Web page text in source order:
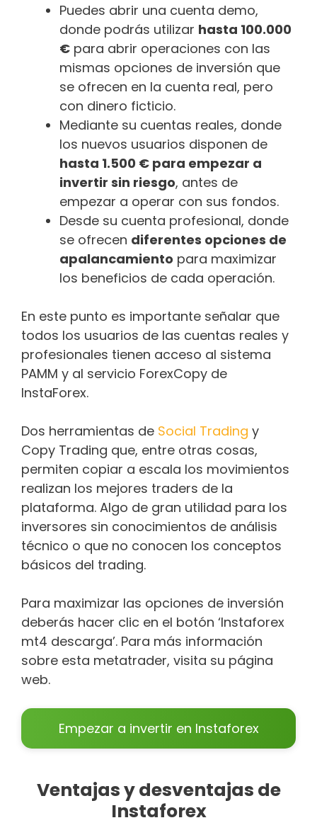
Puedes abrir una cuenta demo,
donde podrás utilizar hasta 100.000
€ para abrir operaciones con las
mismas opciones de inversión que
se ofrecen en la cuenta real, pero
con dinero ficticio.
Mediante su cuentas reales, donde
los nuevos usuarios disponen de
hasta 1.500 € para empezar a
invertir sin riesgo, antes de
empezar a operar con sus fondos.
Desde su cuenta profesional, donde
se ofrecen diferentes opciones de
apalancamiento para maximizar
los beneficios de cada operación.
En este punto es importante señalar que
todos los usuarios de las cuentas reales y
profesionales tienen acceso al sistema
PAMM y al servicio ForexCopy de
InstaForex.
Dos herramientas de Social Trading y
Copy Trading que, entre otras cosas,
permiten copiar a escala los movimientos
realizan los mejores traders de la
plataforma. Algo de gran utilidad para los
inversores sin conocimientos de análisis
técnico o que no conocen los conceptos
básicos del trading.
Para maximizar las opciones de inversión
deberás hacer clic en el botón ‘Instaforex
mt4 descarga’. Para más información
sobre esta metatrader, visita su página
web.
Empezar a invertir en Instaforex
Ventajas y desventajas de
Instaforex